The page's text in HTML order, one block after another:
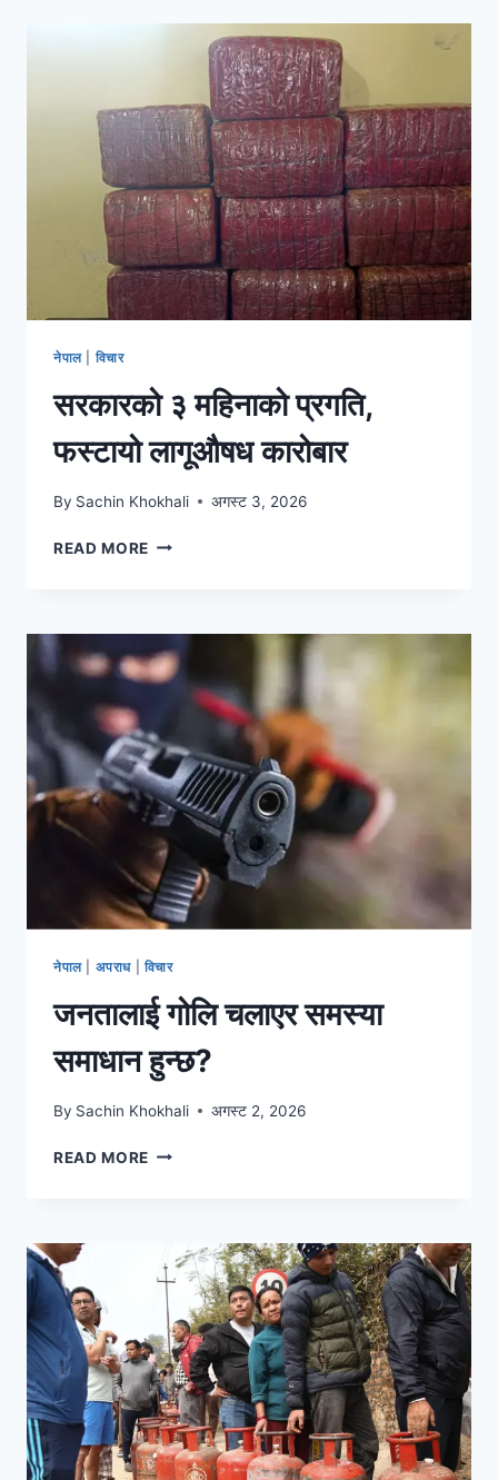
नेपाल| विचार
सरकारको ३ महिनाको प्रगति,
फस्टायो लागूऔषध कारोबार
By Sachin Khokhali अगस्ट 3, 2026
READ MORE
नेपाल| अपराध| विचार
जनतालाई गोलि चलाएर समस्या
समाधान हुन्छ?
By Sachin Khokhali अगस्ट 2, 2026
READ MORE